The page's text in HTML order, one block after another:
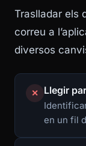
Traslladar els
correu a
diversos
✕ Llegir
en un fil